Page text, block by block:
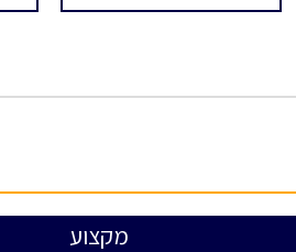
מקצוע